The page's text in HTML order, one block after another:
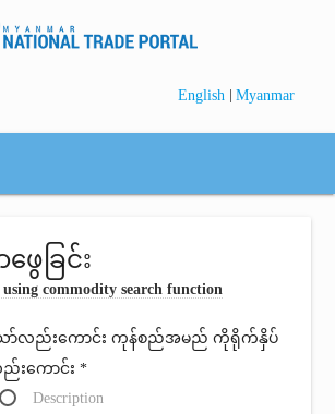
English | Myanmar
ေခြင်း
commodity search function
သော်လည်းကောင်း ကုန်စည်အမည် ကိုရိုက်နှိပ်
ည်းကောင်း *
Description